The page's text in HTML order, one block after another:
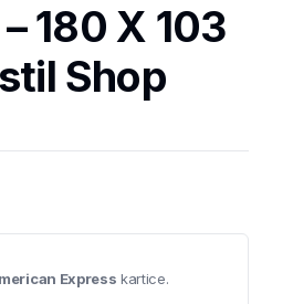
180 X 103
Shop
Express kartice.